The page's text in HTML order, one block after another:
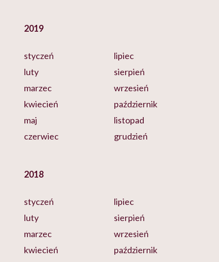
2019
styczeń
luty
marzec
kwiecień
maj
czerwiec
lipiec
sierpień
wrzesień
październik
listopad
grudzień
2018
styczeń
luty
marzec
kwiecień
lipiec
sierpień
wrzesień
październik